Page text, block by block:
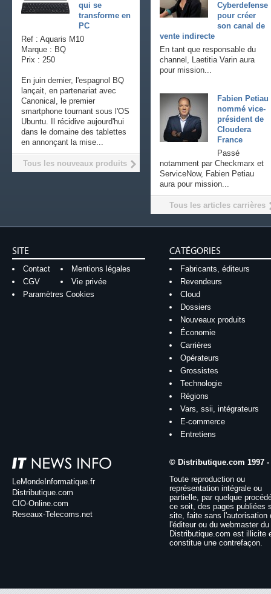
Cyberdefense
pour créer
son canal de
vente indirecte
En tant que responsable du
channel, Laetitia Varin aura
pour mission...
Fabien Petiau
nommé vice-
président de
Cloudera
France
Passé
notamment par Checkmarx et
ServiceNow, Fabien Petiau
aura pour mission...
Tous les articles carrières
qui se
transforme en
PC
Ref : Aquaris M10
Marque : BQ
Prix : 250
En juin dernier, l'espagnol BQ
lançait, en partenariat avec
Canonical, le premier
smartphone tournant sous l'OS
Ubuntu. Il récidive aujourd'hui
dans le domaine des tablettes
en annonçant la mise...
Tous les nouveaux produits
SITE
Contact
Mentions légales
CGV
Vie privée
Paramètres Cookies
CATÉGORIES
Fabricants, éditeurs
Revendeurs
Cloud
Dossiers
Nouveaux produits
Économie
Carrières
Opérateurs
Grossistes
Technologie
Régions
Vars, ssii, intégrateurs
E-commerce
Entretiens
LeMondeInformatique.fr
Distributique.com
CIO-Online.com
Reseaux-Telecoms.net
© Distributique.com 1997 -
Toute reproduction ou
représentation intégrale ou
partielle, par quelque
ce soit, des pages publiées
site, faite sans l'autorisation
l'éditeur ou du webmaster
Distributique.com est illicite
constitue une contrefaçon.